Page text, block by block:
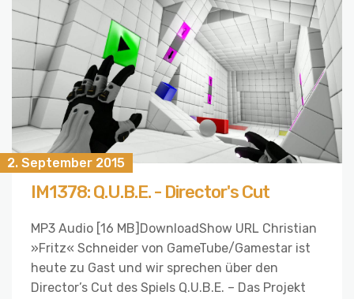
2. September 2015
IM1378: Q.U.B.E. - Director's Cut
MP3 Audio [16 MB]DownloadShow URL Christian
»Fritz« Schneider von GameTube/Gamestar ist
heute zu Gast und wir sprechen über den
Director’s Cut des Spiels Q.U.B.E. – Das Projekt